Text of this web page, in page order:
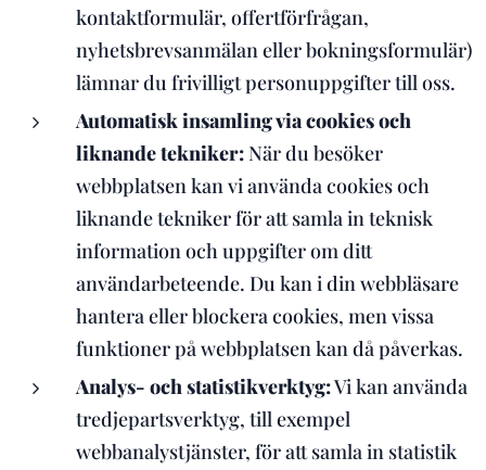
kontaktformulär, offertförfrågan,
nyhetsbrevsanmälan eller bokningsformulär)
lämnar du frivilligt personuppgifter till oss.
Automatisk insamling via cookies och
liknande tekniker:När du besöker
webbplatsen kan vi använda cookies och
liknande tekniker för att samla in teknisk
information och uppgifter om ditt
användarbeteende. Du kan i din webbläsare
hantera eller blockera cookies, men vissa
funktioner på webbplatsen kan då påverkas.
Analys- och statistikverktyg:Vi kan använda
tredjepartsverktyg, till exempel
webbanalystjänster, för att samla in statistik